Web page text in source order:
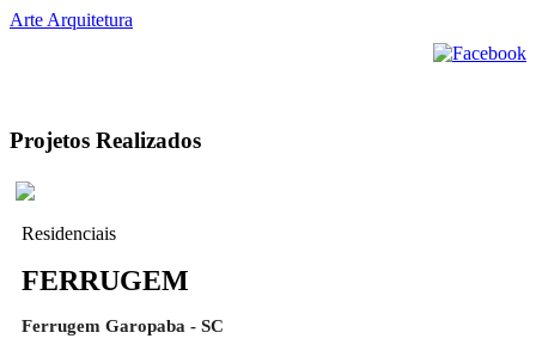
Arte Arquitetura
Projetos Realizados
Residenciais
FERRUGEM
Ferrugem Garopaba - SC